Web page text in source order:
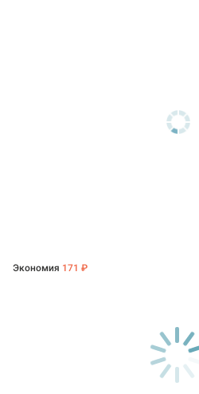
Экономия 171 ₽